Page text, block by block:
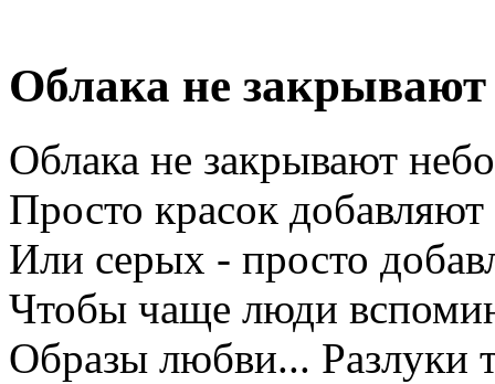
Облака не закрывают
Облака не закрывают
Просто красок
Или серых - просто
Чтобы чаще люди
Образы любви... Разлуки